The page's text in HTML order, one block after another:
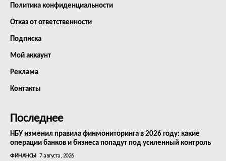
Политика конфиденциальности
Отказ от ответственности
Подписка
Мой аккаунт
Реклама
Контакты
Последнее
НБУ изменил правила финмониторинга в 2026 году: какие
операции банков и бизнеса попадут под усиленный контроль
ФИНАНСЫ 7 августа, 2026